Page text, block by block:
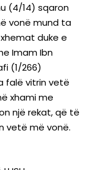
(4/14) sqaron
vonë mund ta
duke e
Imam Ibn
(1/266)
falë vitrin vetë
xhami me
një rekat, që të
vetë më vonë.